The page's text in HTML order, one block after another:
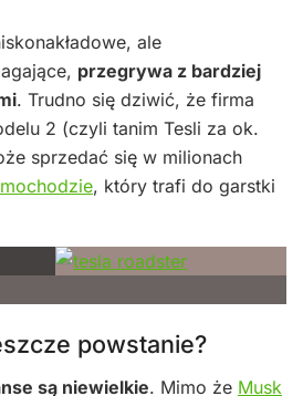
ale
przegrywa z bardziej
. Trudno się dziwić, że firma
2 (czyli tanim Tesli za ok.
sprzedać się w milionach
, który trafi do garstki
powstanie?
są niewielkie. Mimo że Musk